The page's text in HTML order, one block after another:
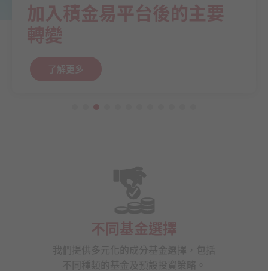
加入積金易平台後的主要
轉變
了解更多
不同基金選擇